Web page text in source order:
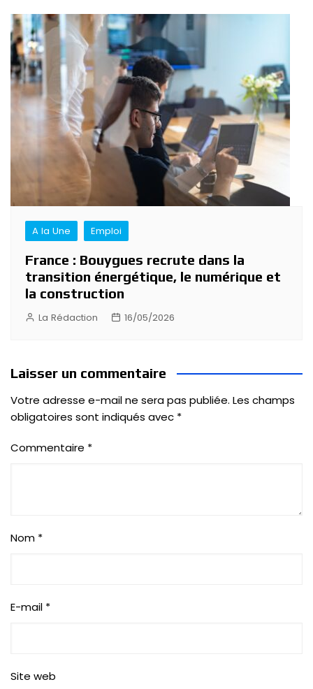
A la Une Emploi
France : Bouygues recrute dans la
transition énergétique, le numérique et
la construction
La Rédaction 16/05/2026
Laisser un commentaire
Votre adresse e-mail ne sera pas publiée. Les champs
obligatoires sont indiqués avec *
Commentaire *
Nom *
E-mail *
Site web